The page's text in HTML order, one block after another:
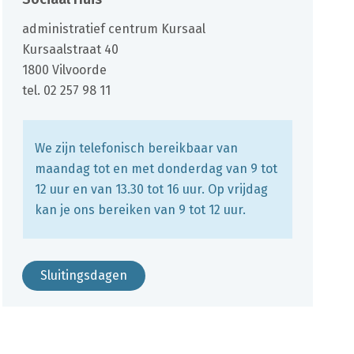
Gebouw
administratief centrum Kursaal
Adres
Kursaalstraat 40
,
1800 Vilvoorde
tel. 02 257 98 11
We zijn telefonisch bereikbaar van
maandag tot en met donderdag van 9 tot
12 uur en van 13.30 tot 16 uur. Op vrijdag
kan je ons bereiken van 9 tot 12 uur.
Sluitingsdagen